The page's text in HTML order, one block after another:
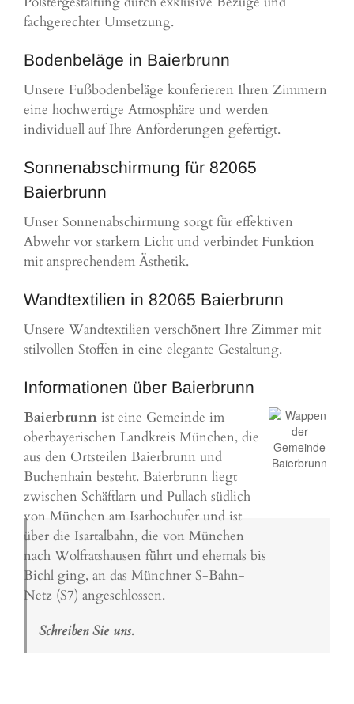
fachgerechter Umsetzung.
Bodenbeläge in Baierbrunn
Unsere Fußbodenbeläge konferieren Ihren Zimmern
eine hochwertige Atmosphäre und werden
individuell auf Ihre Anforderungen gefertigt.
Sonnenabschirmung für 82065
Baierbrunn
Unser Sonnenabschirmung sorgt für effektiven
Abwehr vor starkem Licht und verbindet Funktion
mit ansprechendem Ästhetik.
Wandtextilien in 82065 Baierbrunn
Unsere Wandtextilien verschönert Ihre Zimmer mit
stilvollen Stoffen in eine elegante Gestaltung.
Informationen über Baierbrunn
Baierbrunn ist eine Gemeinde im
oberbayerischen Landkreis München, die
aus den Ortsteilen Baierbrunn und
Buchenhain besteht. Baierbrunn liegt
zwischen Schäftlarn und Pullach südlich
von München am Isarhochufer und ist
über die Isartalbahn, die von München
nach Wolfratshausen führt und ehemals bis
Bichl ging, an das Münchner S-Bahn-
Netz (S7) angeschlossen.
Schreiben Sie uns.